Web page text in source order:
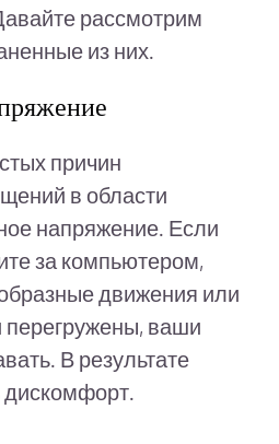
рассмотрим
из них.
причин
в области
напряжение. Если
за компьютером,
движения или
перегружены, ваши
В результате
дискомфорт.